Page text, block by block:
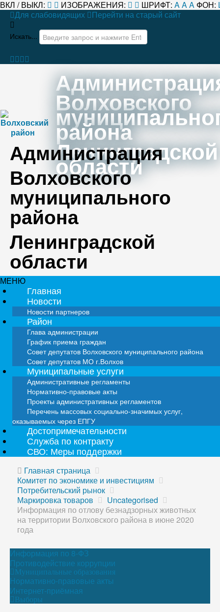
ВКЛ / ВЫКЛ: ИЗОБРАЖЕНИЯ: ШРИФТ: AAA ФОН:
Для слабовидящих
Перейти на старый сайт
Искать...
Волховского
района
Ленинградской
области
Администрация
Волховского
муниципального
района
Ленинградской
области
МЕНЮ
Главная
Новости
Новости партнеров
Район
Глава администрации
График приема граждан
Совет депутатов Волховского муниципального района
Совет депутатов МО г.Волхов
Муниципальные услуги
Административные регламенты
Нормативно-правовые акты
Проекты административных регламентов
Перечень массовых социально-значимых услуг,
оказываемых через ЕПГУ
Достопримечательности
Служба по контракту
СВО: Меры поддержки
Главная страница
Комитет по экономике и инвестициям
Потребительский рынок
Маркировка товаров
Uncategorised
Информация по отлову безнадзорных животных
на территории Волховского района в июне 2020
года
Информация по 8-ФЗ
Противодействие коррупции
Муниципальные образования
Нормативно-правовые акты
Интернет-приёмная
Выборы